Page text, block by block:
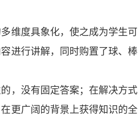
维度具象化，使之成为学生可
进行讲解，同时购置了球、棒
，没有固定答案；在解决方式
更广阔的背景上获得知识的全